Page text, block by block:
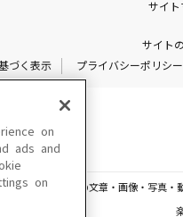
サイト
サイト
づく表示
プライバシーポリシー
載されている一切の文章・画像・写真
on
ads and
on